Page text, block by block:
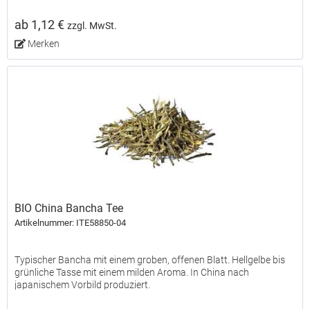
ab 1,12 €zzgl. MwSt.
Merken
BIO China Bancha Tee
Artikelnummer: ITE58850-04
Typischer Bancha mit einem groben, offenen Blatt. Hellgelbe bis
grünliche Tasse mit einem milden Aroma. In China nach
japanischem Vorbild produziert.